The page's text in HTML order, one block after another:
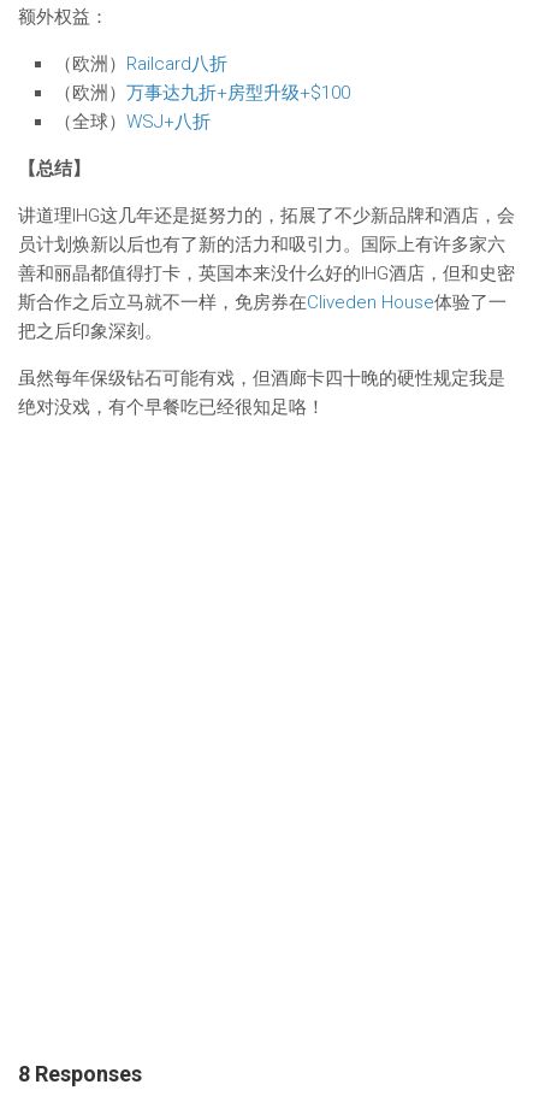
额外权益：
（欧洲） Railcard八折
（欧洲） 万事达九折+房型升级+$100
（全球） WSJ+八折
【总结】
讲道理IHG这几年还是挺努力的，拓展了不少新品牌和酒店，会
员计划焕新以后也有了新的活力和吸引力。国际上有许多家六
善和丽晶都值得打卡，英国本来没什么好的IHG酒店，但和史密
斯合作之后立马就不一样，免房券在Cliveden House体验了一
把之后印象深刻。
虽然每年保级钻石可能有戏，但酒廊卡四十晚的硬性规定我是
绝对没戏，有个早餐吃已经很知足咯！
8 Responses